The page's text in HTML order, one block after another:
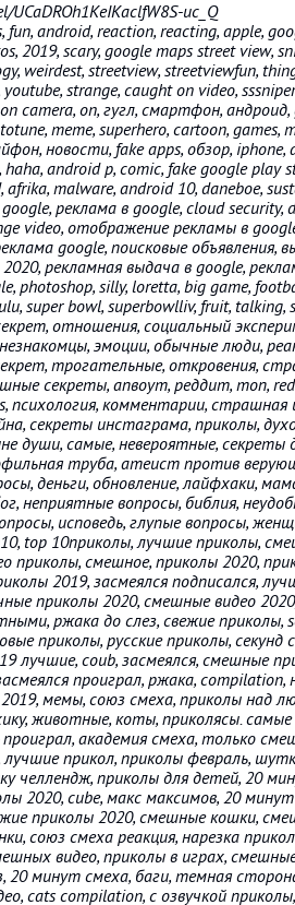
uc_Q
fun, android, reaction, reacting, apple,
2019, scary, google maps street view,
weirdest, streetview, streetviewfun,
strange, caught on video,
camera, on, гугл, смартфон, андроид,
meme, superhero, cartoon, games,
новости, fake apps, обзор, iphone,
haha, android p, comic, fake google play
afrika, malware, android 10, daneboe,
реклама в google, cloud security,
video, отображение рекламы в
google, поисковые объявления,
рекламная выдача в google,
photoshop, silly, loretta, big game,
super bowl, superbowlliv, fruit, talking,
отношения, социальный
эмоции, обычные люди,
трогательные, откровения,
секреты, апвоут, реддит, топ,
психология, комментарии, страшная
секреты инстаграма, приколы,
души, самые, невероятные, секреты
труба, атеист против
деньги, обновление, лайфхаки,
неприятные вопросы, библия,
исповедь, глупые вопросы,
top 10приколы, лучшие приколы,
приколы, смешное, приколы 2020,
2019, засмеялся подписался,
приколы 2020, смешные видео
ржака до слез, свежие приколы,
приколы, русские приколы,
лучшие, coub, засмеялся, смешные
проиграл, ржака, compilation,
мемы, союз смеха, приколы над
животные, коты, приколясы.
академия смеха, только
прикол, приколы февраль,
челлендж, приколы для детей, 20
2020, cube, макс максимов, 20
приколы 2020, смешные кошки,
союз смеха реакция, нарезка
видео, приколы в играх,
20 минут смеха, баги, темная
cats compilation, с озвучкой